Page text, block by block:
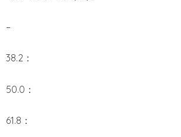
–
38.2：
50.0：
61.8：